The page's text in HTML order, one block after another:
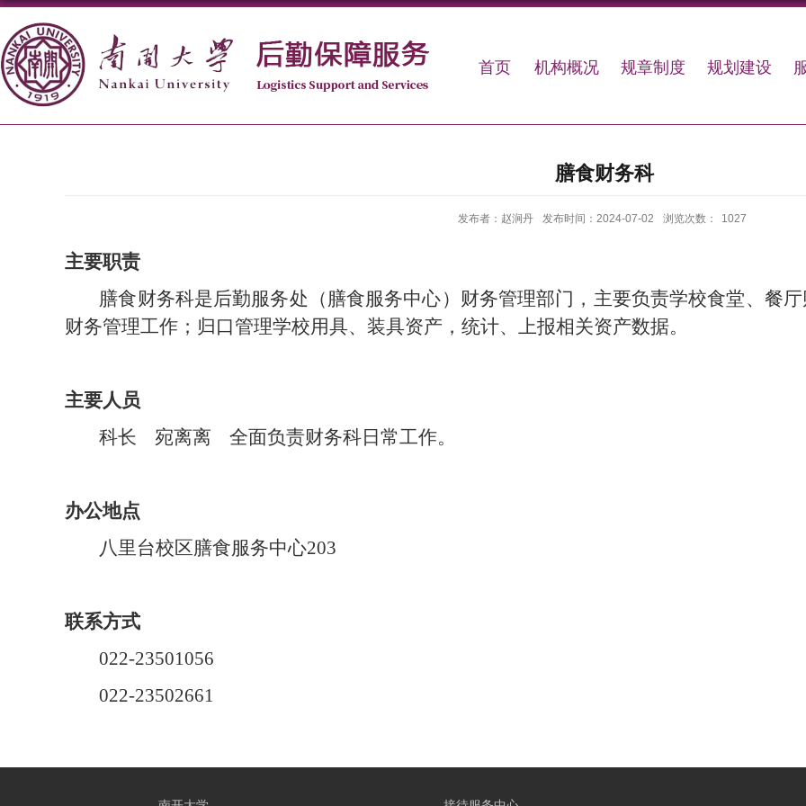
首页 机构概况 规章制度 规划建设
膳食财务科
发布者：赵涧丹 发布时间：2024-07-02 浏览次数： 1027
主要职责
膳食财务科是后勤服务处（膳食服务中心）财务管理部门，主要负责学校食堂、餐
财务管理工作；归口管理学校用具、装具资产，统计、上报相关资产数据。
主要人员
科长 宛离离 全面负责财务科日常工作。
办公地点
八里台校区膳食服务中心203
联系方式
022-23501056
022-23502661